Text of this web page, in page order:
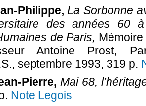
Philippe, La Sorbonne
des années 60
de Paris,
Antoine Prost,
septembre 1993, 319 p.
Pierre, Mai 68,
Note Legois